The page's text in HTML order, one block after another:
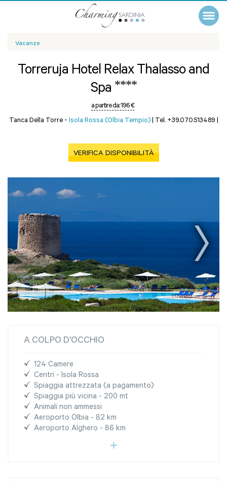
Vacanze
Torreruja Hotel Relax Thalasso and
Spa ****
a partire da:196 €
Tanca Della Torre - Isola Rossa (Olbia Tempio) | Tel. +39.070.513489 |
VERIFICA DISPONIBILITÀ
A COLPO D’OCCHIO
124 Camere
Centri - Isola Rossa
Spiaggia attrezzata (a pagamento)
Spiaggia più vicina - 200 mt
Animali non ammessi
Aeroporto Olbia - 82 km
Aeroporto Alghero - 86 km